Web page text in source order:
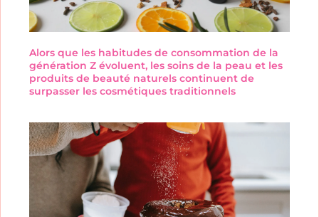
Alors que les habitudes de consommation de la
génération Z évoluent, les soins de la peau et les
produits de beauté naturels continuent de
surpasser les cosmétiques traditionnels